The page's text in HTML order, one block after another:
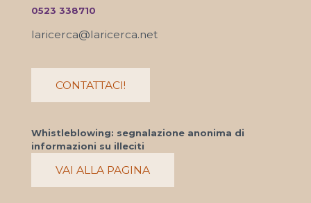
0523 338710
laricerca@laricerca.net
CONTATTACI!
Whistleblowing: segnalazione anonima di
informazioni su illeciti
VAI ALLA PAGINA